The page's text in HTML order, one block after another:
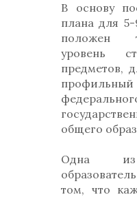
В основу
плана для
положен
уровень
предметов,
общего
Одна из
том, что